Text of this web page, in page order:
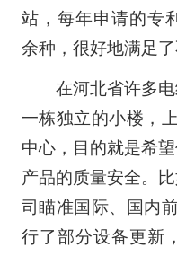
站，每年申请的专
余种，很好地满足了
在河北省许多电
一栋独立的小楼，
中心，目的就是希
产品的质量安全。
司瞄准国际、国内
行了部分设备更新